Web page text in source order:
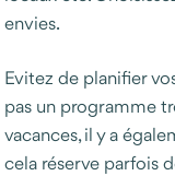
envies.
Evitez de planifier
pas un programme
vacances, il y a
cela réserve parfois